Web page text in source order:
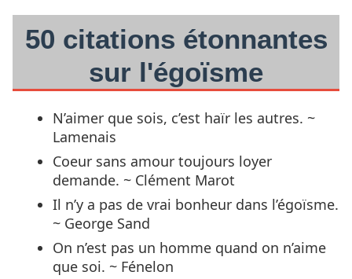
50 citations étonnantes
sur l'égoïsme
N’aimer que sois, c’est haïr les autres. ~
Lamenais
Coeur sans amour toujours loyer
demande. ~ Clément Marot
Il n’y a pas de vrai bonheur dans l’égoïsme.
~ George Sand
On n’est pas un homme quand on n’aime
que soi. ~ Fénelon